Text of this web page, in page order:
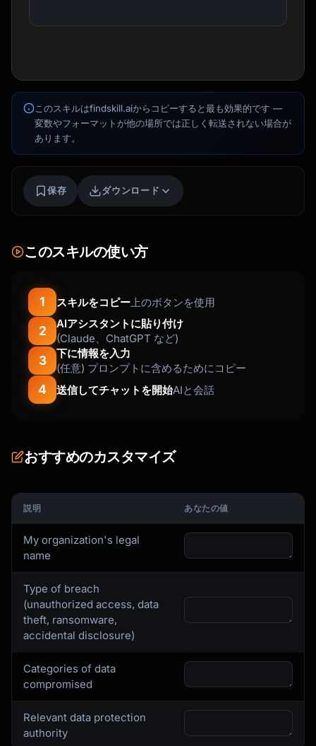
このスキルはfindskill.aiからコピーすると最も効果的です —
変数やフォーマットが他の場所では正しく転送されない場合が
あります。
保存 ダウンロード
このスキルの使い方
1 スキルをコピー 上のボタンを使用
2
AIアシスタントに貼り付け
(Claude、ChatGPT など)
3
下に情報を入力
(任意) プロンプトに含めるためにコピー
4 送信してチャットを開始AIと会話
おすすめのカスタマイズ
説明 あなたの値
My organization's legal
name
Type of breach
(unauthorized access, data
theft, ransomware,
accidental disclosure)
Categories of data
compromised
Relevant data protection
authority
講座を探す · 準備完了